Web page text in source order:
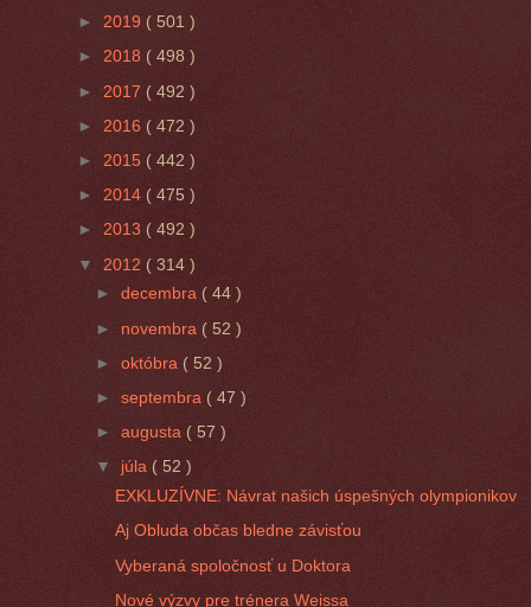
► 2019 ( 501 )
► 2018 ( 498 )
► 2017 ( 492 )
► 2016 ( 472 )
► 2015 ( 442 )
► 2014 ( 475 )
► 2013 ( 492 )
▼ 2012 ( 314 )
►decembra ( 44 )
► novembra ( 52 )
►októbra( 52 )
►septembra ( 47 )
►augusta ( 57 )
▼ júla ( 52 )
EXKLUZÍVNE: Návrat našich úspešných olympionikov
Aj Obluda občas bledne závisťou
Vyberaná spoločnosť u Doktora
Nové výzvy pre trénera Weissa